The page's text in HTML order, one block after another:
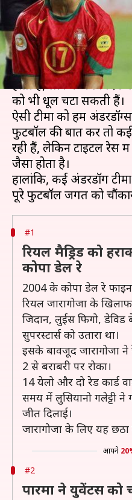
लेखन Neeraj Pandey Jan 10, 2020
क्या है खबर?
हर खेल में कुछ ऐसी टीमें
होती हैं, लेकिन अपने
को भी धूल चटा सकती हैं।
ऐसी टीमों को हम
फुटबॉल की बात करें तो
रही हैं, लेकिन टाइटल रेस
जैसा होता है।
हालांकि, कई अंडरडॉग
#1
रियल मैड्रिड को
कोपा डेल रे
2004 के कोपा डेल रे
रियल जारागोजा के खिलाफ
जिदान, लुईस फिगो,
सुपरस्टार्स को उतारा था।
इसके बावजूद जारागोजा
2 से बराबरी पर रोका।
14 येलो और दो रेड कार्ड
समय में लुसियानो गलेट्टी ने
जीत दिलाई।
जारागोजा के लिए यह
आपने
#2
पारमा ने युवेंटस को